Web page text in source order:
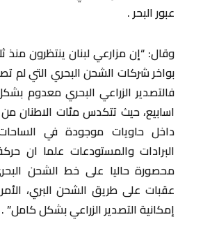
عبور البحر .
وقال: “إن مزارعي لبنان ينتظرون منذ
بواخر شركات الشحن البحري التي لم
فالتصدير الزراعي البحري معدوم
اسابيع، حيث تتكدس مئات الاطنان
داخل حاويات موجودة في
البرادات والمستودعات علما ان
محصورة حاليا على خط الشحن
عقبات على طريق الشحن البري،
إمكانية التصدير الزراعي بشكل كامل” .